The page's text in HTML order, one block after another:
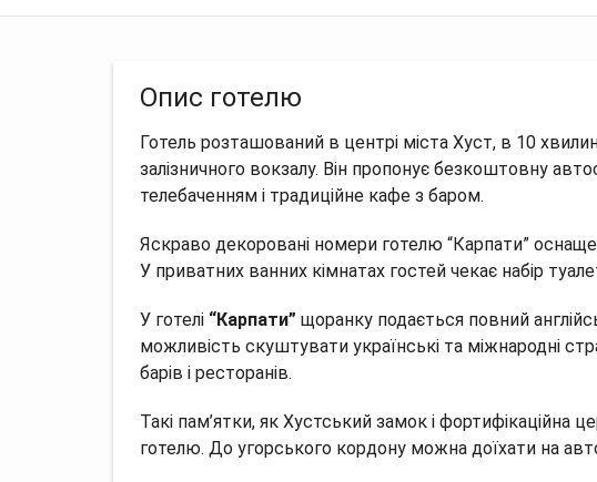
Опис готелю
Готель розташований в центрі міста Хуст, в 10
залізничного вокзалу. Він пропонує безкоштовну
телебаченням і традиційне кафе з баром.
Яскраво декоровані номери готелю “Карпати”
У приватних ванних кімнатах гостей чекає набір
У готелі “Карпати” щоранку подається повний
можливість скуштувати українські та міжнародні
барів і ресторанів.
Такі пам’ятки, як Хустський замок і фортифікаційна
готелю. До угорського кордону можна доїхати на